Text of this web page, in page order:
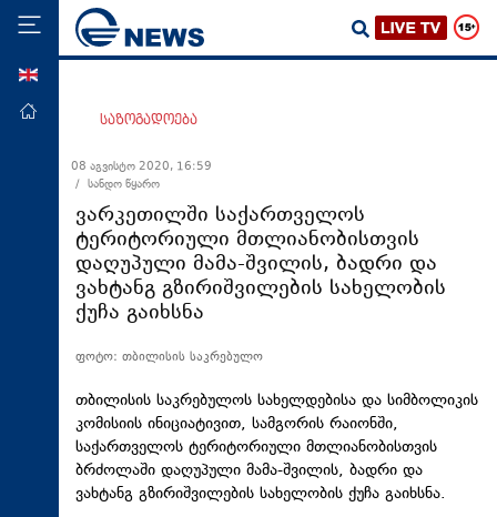
მთავარი
ეკონომიკა
მსოფლიო
ჯანდაცვა
საზოგადოება
რეგიონი
კულტურა
საზოგადოება
08 აგვისტო 2020, 16:59
/ სანდო წყარო
ვარკეთილში საქართველოს
ტერიტორიული მთლიანობისთვის
დაღუპული მამა-შვილის, ბადრი და
ვახტანგ გზირიშვილების სახელობის
ქუჩა გაიხსნა
ფოტო: თბილისის საკრებულო
თბილისის საკრებულოს სახელდებისა და სიმბოლიკის
კომისიის ინიციატივით, სამგორის რაიონში,
საქართველოს ტერიტორიული მთლიანობისთვის
ბრძოლაში დაღუპული მამა-შვილის, ბადრი და
ვახტანგ გზირიშვილების სახელობის ქუჩა გაიხსნა.